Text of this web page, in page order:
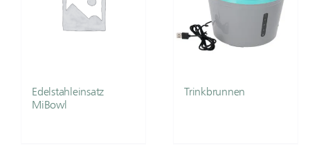
Edelstahleinsatz
MiBowl
Trinkbrunnen